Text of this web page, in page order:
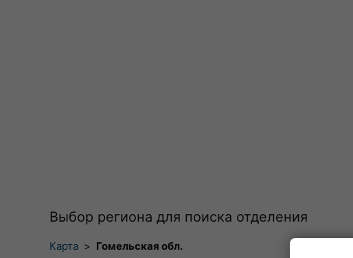
Выбор региона для поиска отделения
Карта > Гомельская обл.